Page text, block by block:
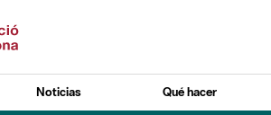
Noticias Qué hacer